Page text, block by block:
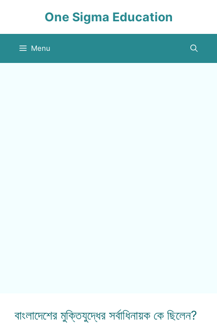
One Sigma Education
Menu
বাংলাদেশের মুক্তিযুদ্ধের সর্বাধিনায়ক কে ছিলেন?